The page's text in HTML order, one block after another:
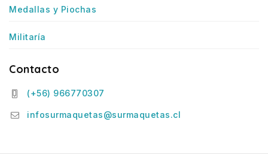
Medallas y Piochas
Militaría
Contacto
(+56) 966770307
infosurmaquetas@surmaquetas.cl